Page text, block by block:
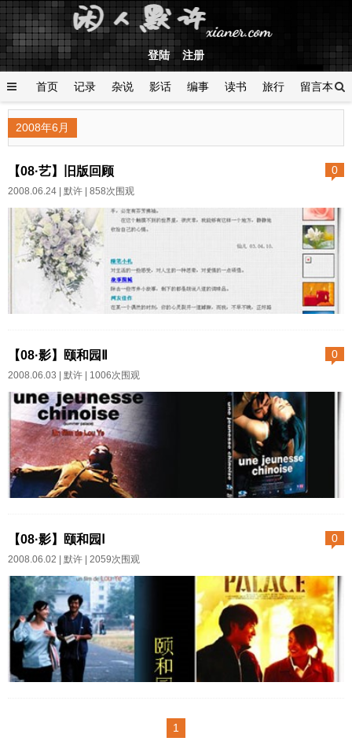
登陆 注册
首页 记录 杂说 影话 编事 读书 旅行 留言本
登陆
2008年6月
0
【08·艺】旧版回顾
2008.06.24 | 默许 | 858次围观
人网站站长，说他的链接里，惟
独我还在继续坚持着更新主页．
很多人转而去各种门户网站
做博客了，谁还做这个既花费钞
票又要时刻更新的地方呢？过去
的个人主页，需要花费太多的心
思设计更新． 渐渐大家都懒
得那么做了，我也是，弄个最简
渐变得千篇一律．然后还安慰自
吸引过客——过客也是寥寥。呵
呵。 好，现在开始回顾过
去，那些被粗心的我，偶然保留
下来的几个可怜的版本。 最
初的水平，最开始建站的版本&
0
【08·影】颐和园Ⅱ
2008.06.03 | 默许 | 1006次围观
么，我都不深加计较，心总是又
向着他。表面上始终是我在追求
他，渴望他，但是我的心理地位
并不低啊。甚至有时候比他还聪
明。回忆里流出的是眼泪，我继
续容忍下去。 ——余虹日
记 无论自由相爱与否，人人
0
【08·影】颐和园Ⅰ
2008.06.02 | 默许 | 2059次围观
蕾 这部影片，我是分两次看
1